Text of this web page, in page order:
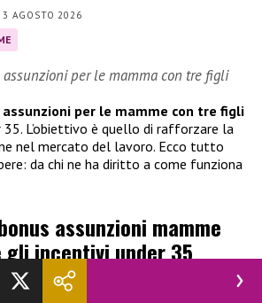
3 AGOSTO 2026
per le mamma con tre figli
assunzioni per le mamme con tre figli
35. L’obiettivo è quello di rafforzare la
nel mercato del lavoro. Ecco tutto
da chi ne ha diritto a come funziona
assunzioni mamme
incentivi under 35